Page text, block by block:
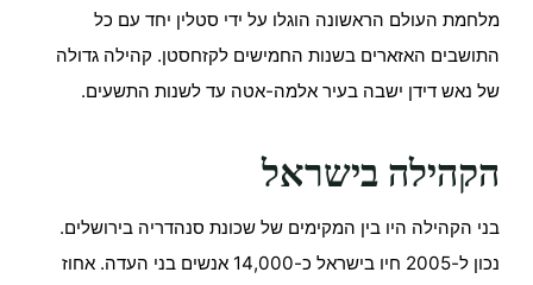
מלחמת העולם הראשונה הוגלו על ידי סטלין יחד עם כל
התושבים האזארים בשנות החמישים לקזחסטן. קהילה גדולה
של נאש דידן ישבה בעיר אלמה-אטה עד לשנות התשעים.
הקהילה בישראל
בני הקהילה היו בין המקימים של שכונת סנהדריה בירושלים.
נכון ל-2005 חיו בישראל כ-14,000 אנשים בני העדה. אחוז